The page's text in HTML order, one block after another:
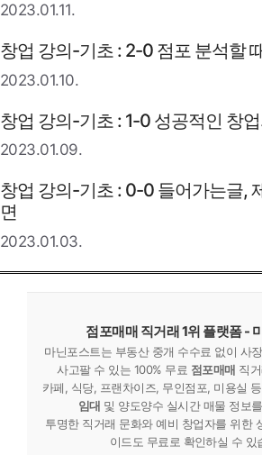
2023.01.11.
창업 강의-기초 : 2-0 점포 분석할
2023.01.10.
창업 강의-기초 : 1-0 성공적인 창
2023.01.09.
창업 강의-기초 : 0-0 들어가는글,
면
2023.01.03.
점포매매 직거래 1위 플랫폼 -
마닌포스트는 부동산 중개 수수료 없이 사
사고팔 수 있는 100% 무료 점포매매 직
카페, 식당, 프랜차이즈, 무인점포, 미용실
임대 및 양도양수 실시간 매물 정보
투명한 직거래 문화와 예비 창업자를 위한
이드도 무료로 확인하실 수 있